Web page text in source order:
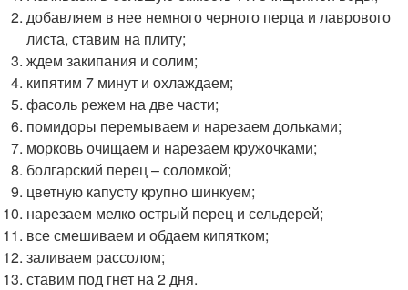
добавляем в нее немного черного перца и лаврового
листа, ставим на плиту;
ждем закипания и солим;
кипятим 7 минут и охлаждаем;
фасоль режем на две части;
помидоры перемываем и нарезаем дольками;
морковь очищаем и нарезаем кружочками;
болгарский перец – соломкой;
цветную капусту крупно шинкуем;
нарезаем мелко острый перец и сельдерей;
все смешиваем и обдаем кипятком;
заливаем рассолом;
ставим под гнет на 2 дня.